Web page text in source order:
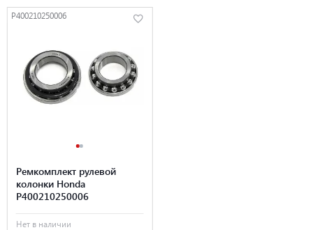
P400210250006
Ремкомплект рулевой
колонки Honda
P400210250006
Нет в наличии